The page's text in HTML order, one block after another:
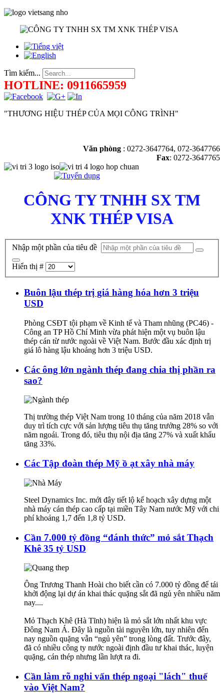
Tìm kiếm...
HOTLINE: 0911665959
"THƯƠNG HIỆU THÉP CỦA MỌI CÔNG TRÌNH"
Văn phòng : 0272-3647764, 072-3647766
Fax: 0272-3647765
CÔNG TY TNHH SX TM
XNK THÉP VISA
Nhập một phần của tiêu đề
Hiển thị #
Buôn lậu thép trị giá hàng hóa hơn 3 triệu
USD
Phòng CSĐT tội phạm về Kinh tế và Tham nhũng (PC46) -
Công an TP Hồ Chí Minh vừa phát hiện một vụ buôn lậu
thép cán từ nước ngoài về Việt Nam. Bước đầu xác định trị
giá lô hàng lậu khoảng hơn 3 triệu USD.
Các ông lớn ngành thép đang chia thị phần ra
sao?
Thị trường thép Việt Nam trong 10 tháng của năm 2018 vẫn
duy trì tích cực với sản lượng tiêu thụ tăng trưởng 28% so với
năm ngoái. Trong đó, tiêu thụ nội địa tăng 27% và xuất khẩu
tăng 33%.
Các Tập đoàn thép Mỹ ồ ạt xây nhà máy
Steel Dynamics Inc. mới đây tiết lộ kế hoạch xây dựng một
nhà máy cán thép cao cấp tại miền Tây Nam nước Mỹ với chi
phí khoảng 1,7 đến 1,8 tỷ USD.
Cần 7.000 tỷ đồng “đánh thức” mỏ sắt Thạch
Khê 35 tỷ USD
Ông Trương Thanh Hoài cho biết cần có 7.000 tỷ đồng để tái
khởi động lại dự án khai thác quặng sắt đã ngủ yên nhiều năm
nay....
Mỏ Thạch Khê (Hà Tĩnh) hiện là mỏ sắt lớn nhất khu vực
Đông Nam Á. Đây là nguồn tài nguyên lớn, tuy nhiên đến
nay nguồn quặng vẫn “ngủ yên” trong lòng đất. Trước đây,
đã có nhiều công ty nước ngoài định đầu tư khai thác, luyện
quặng, cán thép nhưng lần lượt ra đi.
Cần làm rõ nghi vấn thép ngoại "lách" thuế
vào Việt Nam?